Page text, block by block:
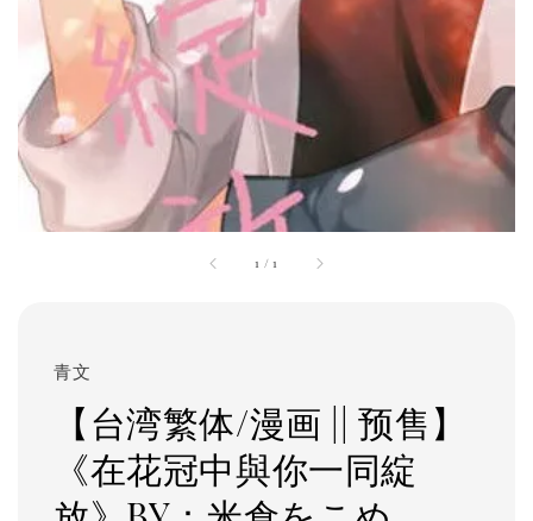
1 /1
青文
【台湾繁体/漫画 || 预售】
《在花冠中與你一同綻